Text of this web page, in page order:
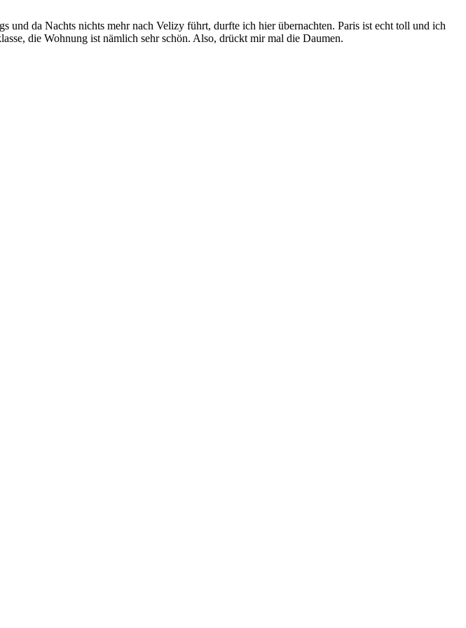
da Nachts nichts mehr nach Velizy führt, durfte ich hier übernachten. Paris ist echt toll und ich
die Wohnung ist nämlich sehr schön. Also, drückt mir mal die Daumen.